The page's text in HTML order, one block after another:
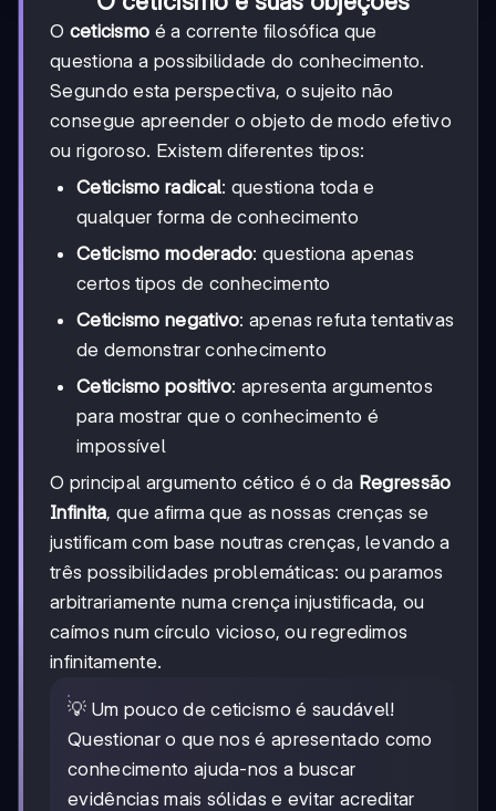
O ceticismo é a corrente filosófica que
questiona a possibilidade do conhecimento.
Segundo esta perspectiva, o sujeito não
consegue apreender o objeto de modo efetivo
ou rigoroso. Existem diferentes tipos:
Ceticismo radical: questiona toda e
qualquer forma de conhecimento
Ceticismo moderado: questiona apenas
certos tipos de conhecimento
Ceticismo negativo: apenas refuta tentativas
de demonstrar conhecimento
Ceticismo positivo: apresenta argumentos
para mostrar que o conhecimento é
impossível
O principal argumento cético é o da Regressão
Infinita, que afirma que as nossas crenças se
justificam com base noutras crenças, levando a
três possibilidades problemáticas: ou paramos
arbitrariamente numa crença injustificada, ou
caímos num círculo vicioso, ou regredimos
infinitamente.
💡 Um pouco de ceticismo é saudável!
Questionar o que nos é apresentado como
conhecimento ajuda-nos a buscar
evidências mais sólidas e evitar acreditar